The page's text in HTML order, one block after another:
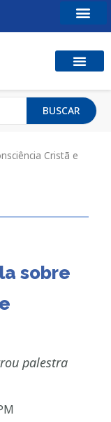
BUSCAR
Cristã e
sobre
palestra